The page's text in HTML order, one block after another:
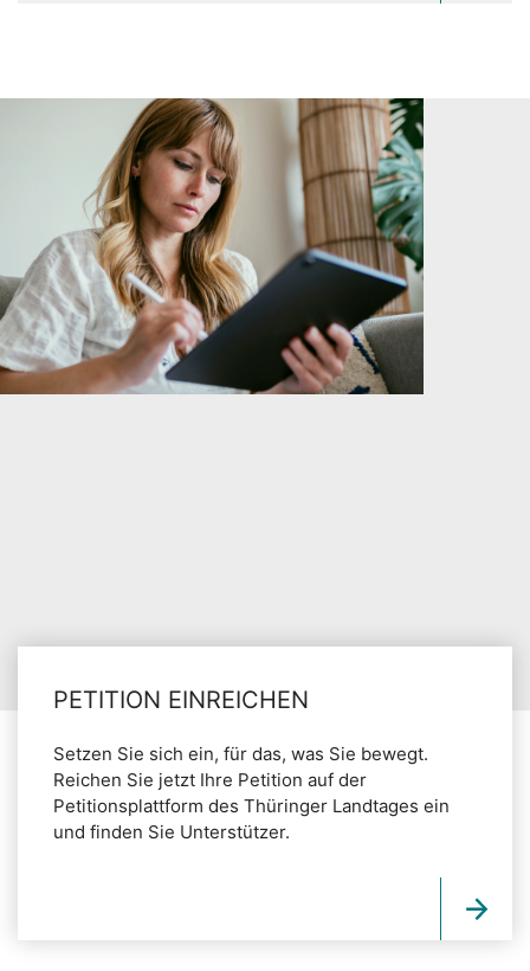
PETITION EINREICHEN
Setzen Sie sich ein, für das, was Sie bewegt.
Reichen Sie jetzt Ihre Petition auf der
Petitionsplattform des Thüringer Landtages ein
und finden Sie Unterstützer.